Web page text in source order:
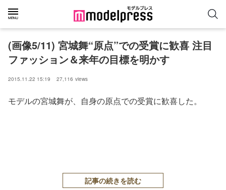
(画像5/11) 宮城舞“原点”での受賞に歓喜 注目
ファッション＆来年の目標を明かす
2015.11.22 15:19 27,116 views
モデルの宮城舞が、自身の原点での受賞に歓喜した。
記事の続きを読む